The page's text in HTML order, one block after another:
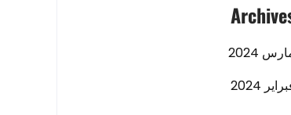
2024
2024